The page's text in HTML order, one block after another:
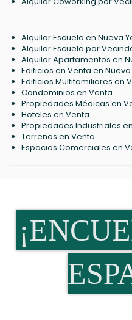
Alquilar Escuela en Nueva
Alquilar Escuela por
Alquilar Apartamentos en
Edificios en Venta en Nueva
Edificios Multifamiliares en
Condominios en Venta
Propiedades Médicas en
Hoteles en Venta
Propiedades Industriales
Terrenos en Venta
Espacios Comerciales en